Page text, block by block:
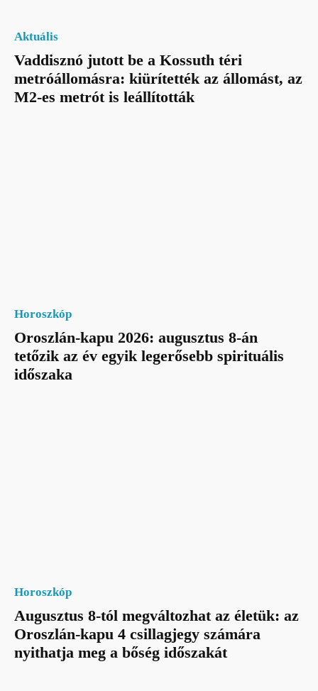
Aktuális
Vaddisznó jutott be a Kossuth téri
metróállomásra: kiürítették az állomást, az
M2-es metrót is leállították
Horoszkóp
Oroszlán-kapu 2026: augusztus 8-án
tetőzik az év egyik legerősebb spirituális
időszaka
Horoszkóp
Augusztus 8-tól megváltozhat az életük: az
Oroszlán-kapu 4 csillagjegy számára
nyithatja meg a bőség időszakát